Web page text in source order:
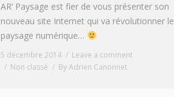
AR’ Paysage est fier de vous présenter son
nouveau site Internet qui va révolutionner le
paysage numérique…
5 décembre 2014
Leave a comment
Non classé
ByAdrien Canonnet